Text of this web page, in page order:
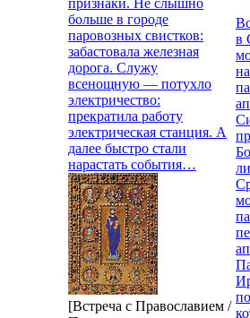
больше в городе
паровозных свистков:
забастовала железная
дорога. Служу
всенощную — потухло
электричество:
прекратила работу
электрическая станция. А
далее быстро стали
нарастать события…
[Встреча с Православием /
в